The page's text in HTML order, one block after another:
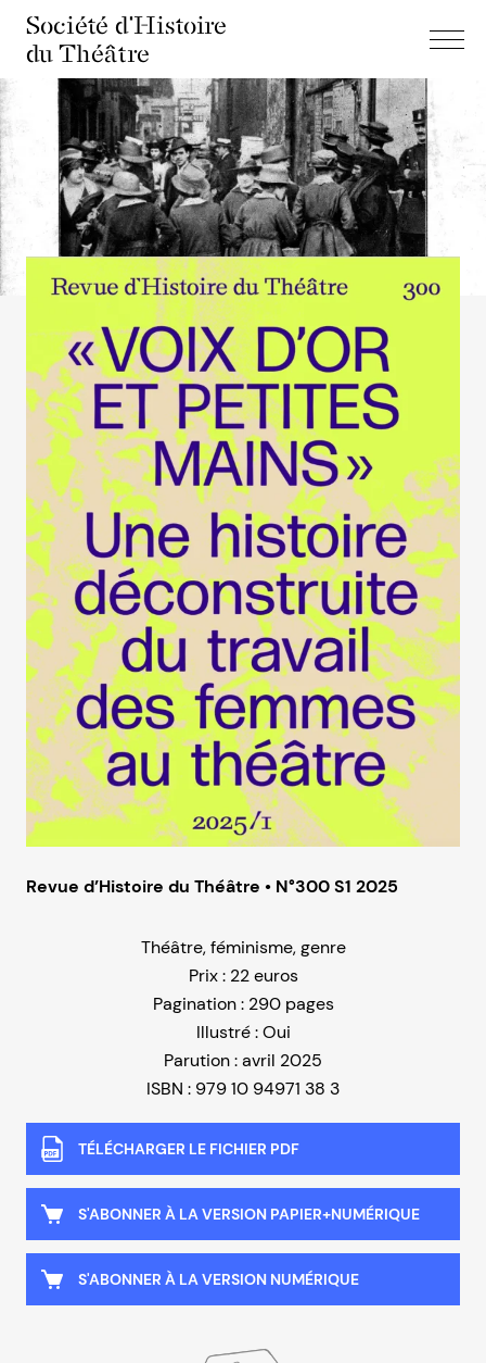
Société d'Histoire
du Théâtre
Revue d’Histoire du Théâtre • N°300 S1 2025
Théâtre, féminisme, genre
Prix : 22 euros
Pagination : 290 pages
Illustré : Oui
Parution : avril 2025
ISBN : 979 10 94971 38 3
TÉLÉCHARGER LE FICHIER PDF
S'ABONNER À LA VERSION PAPIER+NUMÉRIQUE
S'ABONNER À LA VERSION NUMÉRIQUE